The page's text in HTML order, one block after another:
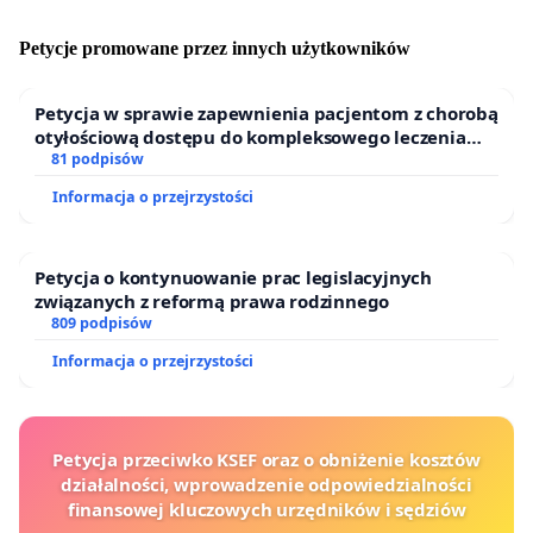
sugerowane rzeczy. Nowe prawo ma pozwolić
dotyczącą mozliwości wykonywania polowania na ich
terenach.
złotówki do działalności myśliwych, choć dzikie
uprawach leśnych, polnych, a także niszczące tereny
miast i miasteczek są własnością skarbu Państwa, a
więc wszystkich Polaków. Owszem koła łowieckie po
odstrzeleniu zwierzyny otrzymywały pieniadze ze
total wypłacanych za szkody łowieckie, oraz kwot
wydawanych na ochrone upraw i poprawę jakości
środowiska bytowania dzikiej zwierzyny. To własnie
myśliwi za własne pieniądze i własnym wysiłkiem
Petycje promowane przez innych użytkowników
Petycja w sprawie zapewnienia pacjentom z chorobą
otyłościową dostępu do kompleksowego leczenia
oraz programów profilaktycznych.
81 podpisów
Informacja o przejrzystości
Petycja o kontynuowanie prac legislacyjnych
związanych z reformą prawa rodzinnego
809 podpisów
Informacja o przejrzystości
Petycja przeciwko KSEF oraz o obniżenie kosztów
działalności, wprowadzenie odpowiedzialności
finansowej kluczowych urzędników i sędziów